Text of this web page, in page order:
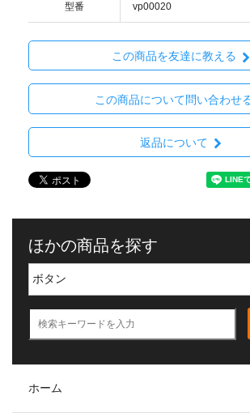
型番 vp00020
この商品を友達に教える
この商品について問い合わせ
返品について
ほかの商品を探す
ホーム